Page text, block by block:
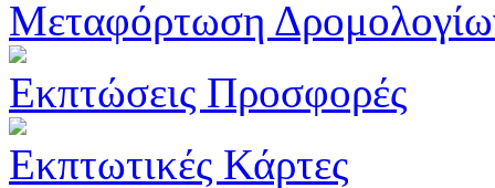
Μεταφόρτωση
Εκπτώσεις Προσφορές
Εκπτωτικές Κάρτες